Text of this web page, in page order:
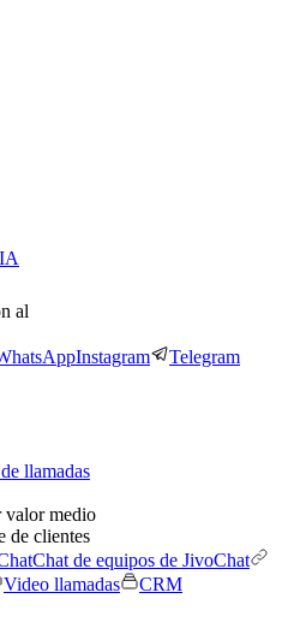
al
Instagram Telegram
llamadas
valor medio
de clientes
Chat de equipos de JivoChat
Video llamadas
CRM